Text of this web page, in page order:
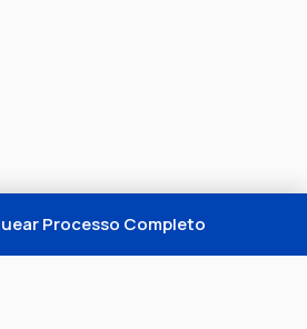
Processo Completo